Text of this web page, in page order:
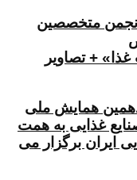
متخصصین
+ تصاویر
همایش ملی
غذایی به همت
ایران برگزار می